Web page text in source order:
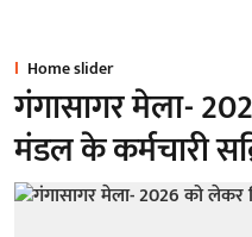
Home slider
गंगासागर मेला-
मंडल के कर्मचारी